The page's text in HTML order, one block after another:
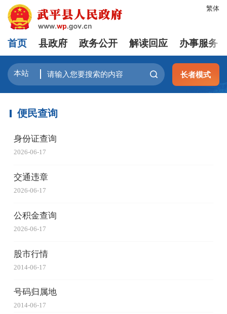
繁体
首页 县政府 政务公开 解读回应 办事服务
长者模式
便民查询
身份证查询
2026-06-17
交通违章
2026-06-17
公积金查询
2026-06-17
股市行情
2014-06-17
号码归属地
2014-06-17